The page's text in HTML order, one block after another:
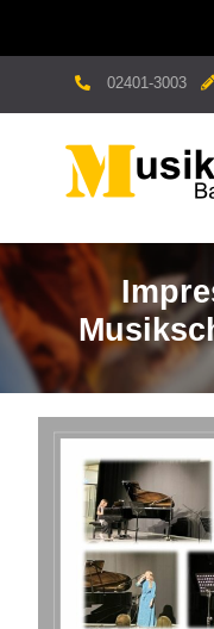
02401-3003